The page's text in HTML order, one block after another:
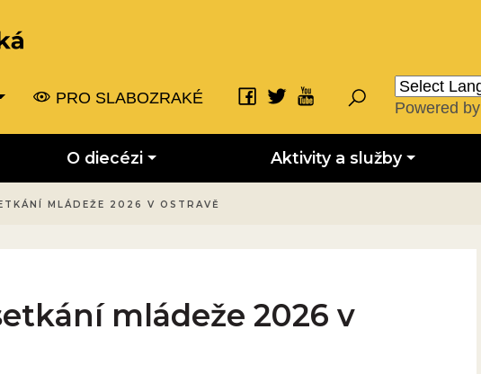
PRO SLABOZRAKÉ
Powered by
O diecézi Aktivity a služby
MLÁDEŽE 2026 V OSTRAVĚ
mládeže 2026 v